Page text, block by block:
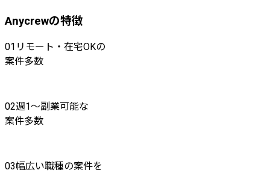
Anycrewの特徴
01 リモート・在宅OKの
案件多数
02週1〜副業可能な
案件多数
03幅広い職種の案件を